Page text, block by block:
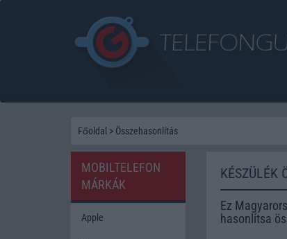
Főoldal > Összehasonlítás
KÉSZÜLÉK
Ez
hasonlítsa
MOBILTELEFON
MÁRKÁK
Apple